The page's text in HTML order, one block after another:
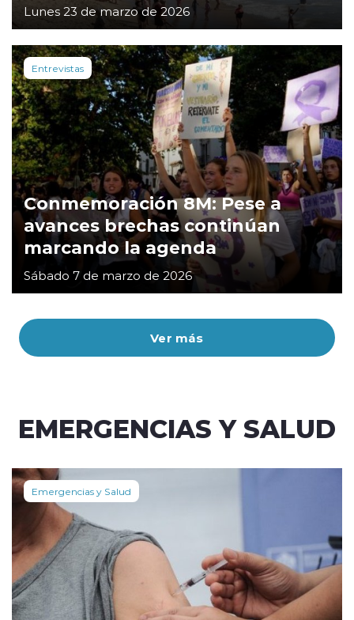
Ver más
Lunes 23 de marzo de 2026
Entrevistas
Conmemoración 8M: Pese a
avances brechas continúan
marcando la agenda
Sábado 7 de marzo de 2026
EMERGENCIAS Y SALUD
Emergencias y Salud